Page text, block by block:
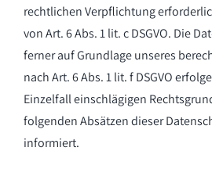
rechtlichen Verpflichtung
von Art. 6 Abs. 1 lit. c DSGVO. Die
ferner auf Grundlage unseres
nach Art. 6 Abs. 1 lit. f DSGVO
Einzelfall einschlägigen
folgenden Absätzen dieser
informiert.